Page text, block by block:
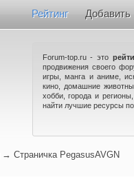
Рейтинг Добавить
Forum-top.ru - это
продвижения своего
игры, манга и аниме,
кино, домашние
хобби, города и
найти лучшие ресурсы
→ Страничка PegasusAVGN